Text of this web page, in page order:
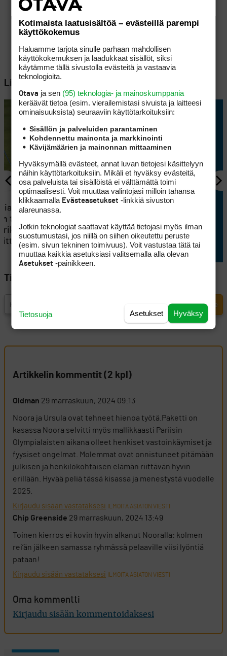
Lisää aiheesta
KILPAGOLF 1
Pitkät väylät palkitsivat Tapio
taistelu kovasta sijoituksesta
jatkuu
tuli
Tilaa Golfpisteen uutiskirje
Artikkelin kommentit (2 kpl)
Oldman 29 marraskuun, 2024 09:13
Noora ja Ursula ovat tehneet hienoa työtä.Paketti on
kasassa Noora selvitti myös mallikkaasti Pariisin
Olympialaisten aikana olleet henkiset vastoinkäymiset ja
fyysiset ongelmat. Molemmat ovat onnistuneet pitämään
julkisen ja henkilökohtaisen elämän riittävän hyvin
erillään. Hyvää peliä tässä kisassa ja menestystä vuodelle
2025.
Kirjaudu sisään vastataksesi ILMOITA ASIATON VIESTI
Chip Greenside 29 marraskuun, 2024 13:49
Toinen kierros ei kovin hyvin alkanut Nooralla: kolmen
rei’än jälkeen samassa ryhmässä pelaaville viisi lyöntiä
pataan!
Kirjaudu sisään vastataksesi ILMOITA ASIATON VIESTI
Oma kommentti
Kirjaudu sisään kommentoidaksesi
Kotimaista laatusisältöä – evästeillä parempi
käyttökokemus
Haluamme tarjota sinulle parhaan mahdollisen
käyttökokemuksen ja laadukkaat sisällöt, siksi
käytämme tällä sivustolla evästeitä ja vastaavia
teknologioita.
Otava ja sen (95) teknologia- ja mainoskumppania
keräävät tietoa (esim. vierailemis­tasi sivuista ja laitteesi
ominaisuuk­sista) seuraaviin käyttötarkoituksiin:
Sisällön ja palveluiden parantaminen
Kohdennettu mainonta ja markkinointi
Kävijämäärien ja mainonnan mittaaminen
Hyväksymällä evästeet, annat luvan tietojesi käsittelyyn
näihin käyttötarkoituksiin. Mikäli et hyväksy evästeitä,
osa palveluista tai sisällöistä ei välttämättä toimi
optimaalisesti. Voit muuttaa valintojasi milloin tahansa
klikkaamalla Evästeasetukset -linkkiä sivuston
alareunassa.
Jotkin teknologiat saattavat käyttää tietojasi myös ilman
suostumustasi, jos niillä on siihen oikeutettu peruste
(esim. sivun tekninen toimivuus). Voit vastustaa tätä tai
muuttaa kaikkia asetuksiasi valitsemalla alla olevan
Asetukset -painikkeen.
Hyväksy
Asetukset
Tietosuoja